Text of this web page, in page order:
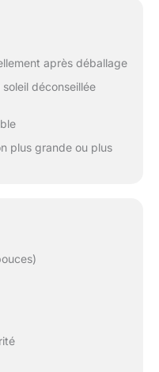
après déballage
déconseillée
plus grande ou plus